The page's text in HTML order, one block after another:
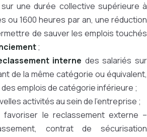
une durée collective supérieure à
ou 1600 heures par an, une réduction
de sauver les emplois touchés
;
interne des salariés sur
de la même catégorie ou équivalent,
emplois de catégorie inférieure ;
activités au sein de l’entreprise ;
le reclassement externe –
contrat de sécurisation